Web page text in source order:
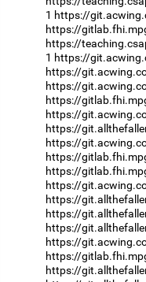
1 https://
https://
https://
1 https://
https://
https://
https://
https://
https://
https://
https://
https://
https://
https://
https://
https://
https://
https://
https://